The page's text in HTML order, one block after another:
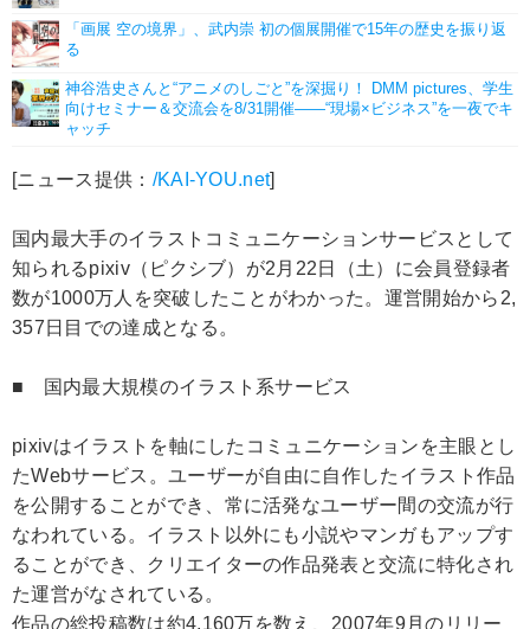
「画展 空の境界」、武内崇 初の個展開催で15年の歴史を振り返
る
神谷浩史さんと“アニメのしごと”を深掘り！ DMM pictures、学生
向けセミナー＆交流会を8/31開催――“現場×ビジネス”を一夜でキ
ャッチ
[ニュース提供： /KAI-YOU.net]
国内最大手のイラストコミュニケーションサービスとして
知られるpixiv（ピクシブ）が2月22日（土）に会員登録者
数が1000万人を突破したことがわかった。運営開始から2,
357日目での達成となる。
■ 国内最大規模のイラスト系サービス
pixivはイラストを軸にしたコミュニケーションを主眼とし
たWebサービス。ユーザーが自由に自作したイラスト作品
を公開することができ、常に活発なユーザー間の交流が行
なわれている。イラスト以外にも小説やマンガもアップす
ることができ、クリエイターの作品発表と交流に特化され
た運営がなされている。
作品の総投稿数は約4,160万を数え、2007年9月のリリー